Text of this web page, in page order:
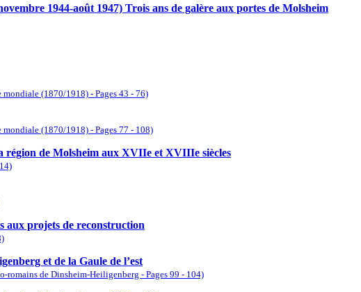
1944-août 1947) Trois ans de galère aux portes de Molsheim
(1870/1918) - Pages 43 - 76)
(1870/1918) - Pages 77 - 108)
région de Molsheim aux XVIIe et XVIIIe siècles
aux projets de reconstruction
et de la Gaule de l’est
de Dinsheim-Heiligenberg - Pages 99 - 104)